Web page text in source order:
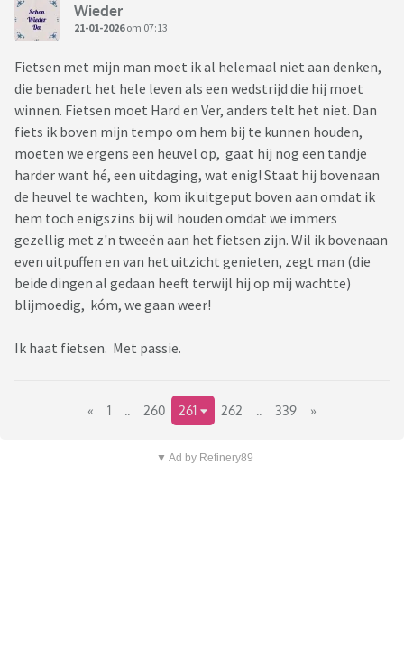
Wieder
21-01-2026om 07:13
Fietsen met mijn man moet ik al helemaal niet aan denken,
die benadert het hele leven als een wedstrijd die hij moet
winnen. Fietsen moet Hard en Ver, anders telt het niet. Dan
fiets ik boven mijn tempo om hem bij te kunnen houden,
moeten we ergens een heuvel op, gaat hij nog een tandje
harder want hé, een uitdaging, wat enig! Staat hij bovenaan
de heuvel te wachten, kom ik uitgeput boven aan omdat ik
hem toch enigszins bij wil houden omdat we immers
gezellig met z'n tweeën aan het fietsen zijn. Wil ik bovenaan
even uitpuffen en van het uitzicht genieten, zegt man (die
beide dingen al gedaan heeft terwijl hij op mij wachtte)
blijmoedig, kóm, we gaan weer!
Ik haat fietsen. Met passie.
« 1 260 261 262 339 »
▼ Ad by Refinery89